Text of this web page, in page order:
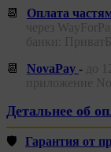
📆
Оплата
через
банки:
📆
NovaPay -
до
приложение
Детальнее об
🛡️ Гарантия от